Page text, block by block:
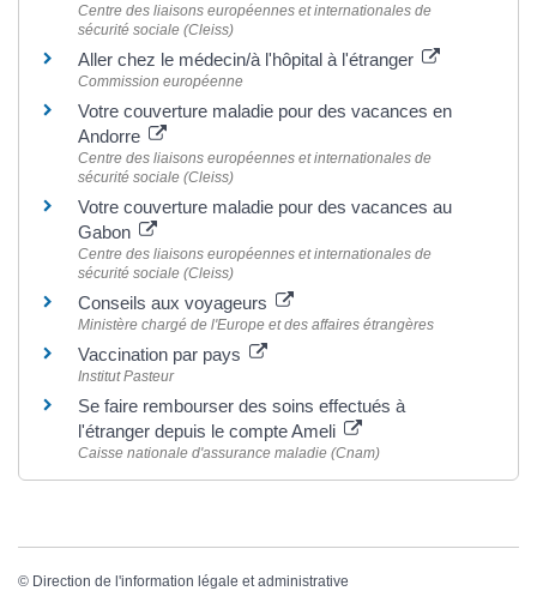
Centre des liaisons européennes et internationales de
sécurité sociale (Cleiss)
Aller chez le médecin/à l'hôpital à l'étranger
Commission européenne
Votre couverture maladie pour des vacances en
Andorre
Centre des liaisons européennes et internationales de
sécurité sociale (Cleiss)
Votre couverture maladie pour des vacances au
Gabon
Centre des liaisons européennes et internationales de
sécurité sociale (Cleiss)
Conseils aux voyageurs
Ministère chargé de l'Europe et des affaires étrangères
Vaccination par pays
Institut Pasteur
Se faire rembourser des soins effectués à
l'étranger depuis le compte Ameli
Caisse nationale d'assurance maladie (Cnam)
© Direction de l'information légale et administrative